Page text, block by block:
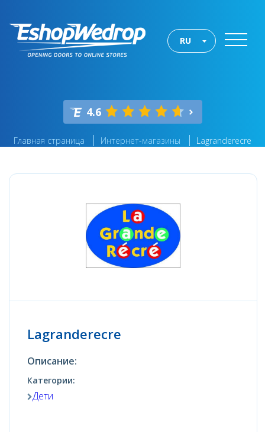
RU
4.6
Главная страница Интернет-магазины Lagranderecre
Lagranderecre
Описание:
Категории:
Дети